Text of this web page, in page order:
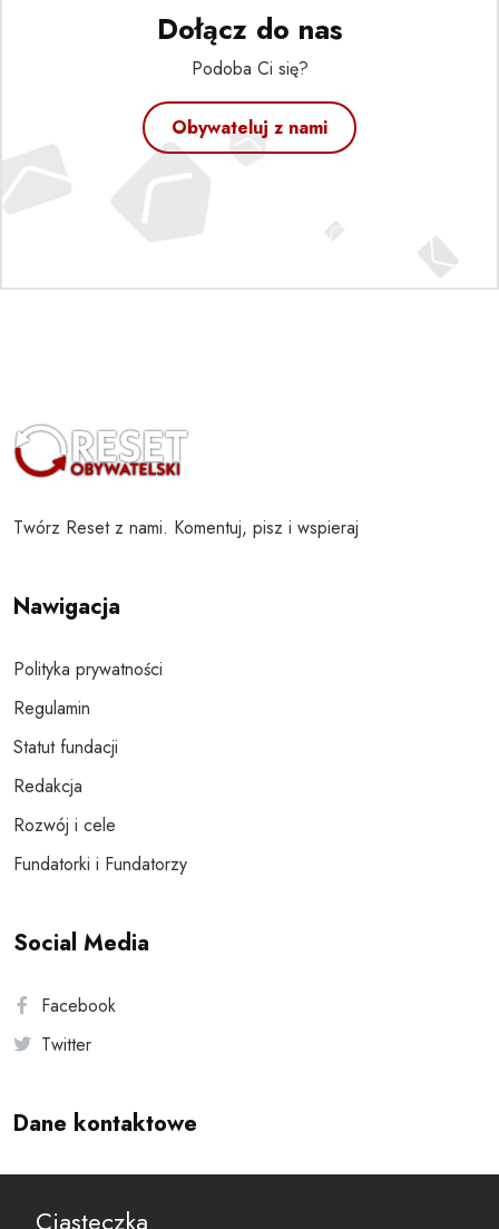
Dołącz do nas
Podoba Ci się?
Obywateluj z nami
Twórz Reset z nami. Komentuj, pisz i wspieraj
Nawigacja
Polityka prywatności
Regulamin
Statut fundacji
Redakcja
Rozwój i cele
Fundatorki i Fundatorzy
Social Media
Facebook
Twitter
Dane kontaktowe
Ciasteczka